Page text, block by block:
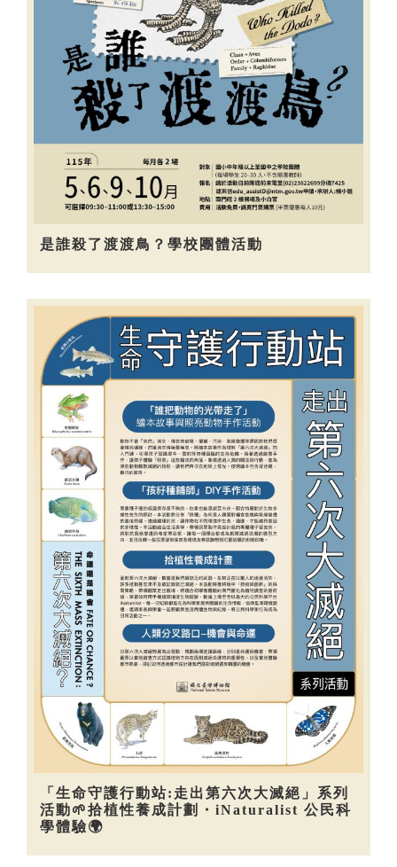
是誰殺了渡渡鳥？學校團體活動
「生命守護行動站:走出第六次大滅絕」系列
活動🌱拾植性養成計劃・iNaturalist 公民科
學體驗🌍